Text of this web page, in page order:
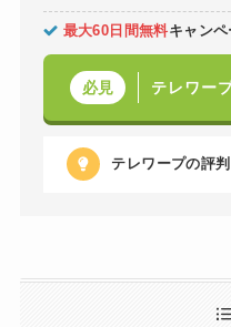
最大60日間無料キャンペ
必見 テレワー
テレワープの評